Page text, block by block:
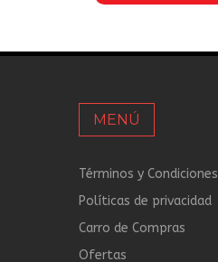
MENÚ
Términos y Condiciones
Políticas de privacidad
Carro de Compras
Ofertas